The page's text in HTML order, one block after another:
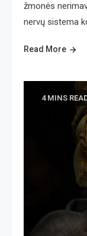
žmonės
nervų sistema
Read More
4 MINS